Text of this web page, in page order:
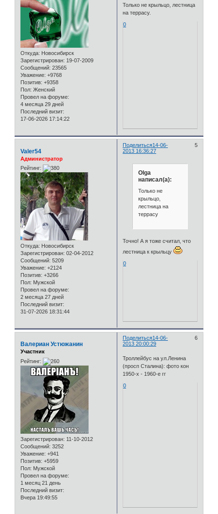
Откуда: Новосибирск
Зарегистрирован: 19-07-2009
Сообщений: 23565
Уважение: +9768
Позитив: +9358
Пол: Женский
Провел на форуме:
4 месяца 29 дней
Последний визит:
17-06-2026 17:14:22
Только не крыльцо, лестница
на террасу.
0
Поделиться 5
14-06-
2013 16:36:27
Valer54
Администратор
Рейтинг:
Откуда: Новосибирск
Зарегистрирован: 02-04-2012
Сообщений: 5209
Уважение: +2124
Позитив: +3266
Пол: Мужской
Провел на форуме:
2 месяца 27 дней
Последний визит:
31-07-2026 18:31:44
Olga
написал(а):
Только не
крыльцо,
лестница на
террасу
Точно! А я тоже считал, что
лестница к крыльцу
0
Поделиться 6
14-06-
2013 20:00:29
Валериан Устюжанин
Участник
Рейтинг:
Зарегистрирован: 11-10-2012
Сообщений: 3252
Уважение: +941
Позитив: +5959
Пол: Мужской
Провел на форуме:
1 месяц 21 день
Последний визит:
Вчера 19:49:55
Троллейбус на ул.Ленина
(просп Сталина): фото кон
1950-х - 1960-е гг
0